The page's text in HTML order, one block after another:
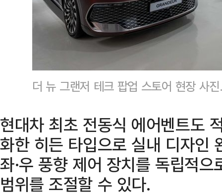
더 뉴 그랜저 테크 팝업 스토어 현장 사
현대차 최초 전동식 에어벤트도
화한 히든 타입으로 실내 디자인
좌·우 풍향 제어 장치를 독립적
범위를 조절할 수 있다.